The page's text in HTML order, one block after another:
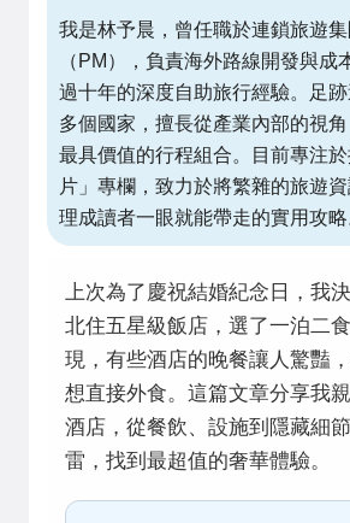
我是林予晨，曾任職於連鎖旅遊
（PM），負責海外路線開發與成
過十年的深度自助旅行經驗。足
多個國家，擅長從產業內部的視
最具價值的行程組合。目前專注
片」專欄，致力於將繁雜的旅遊
理成讀者一眼就能帶走的實用攻略
上次為了慶祝結婚紀念日，我
北住五星級飯店，選了一泊二
現，有些酒店的晚餐讓人驚豔
想直接外食。這篇文章分享我
酒店，從餐飲、設施到隱藏細
雷，找到最超值的奢華體驗。